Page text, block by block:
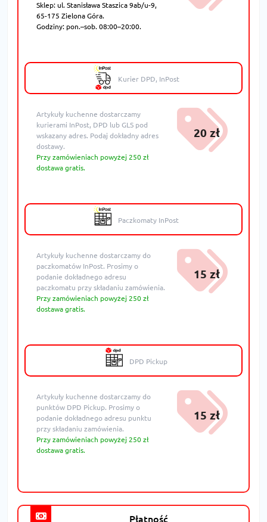
Sklep: ul. Stanisława Staszica 9ab/u-9,
65-175 Zielona Góra.
Godziny: pon.–sob. 08:00–20:00.
Kurier DPD, InPost
Artykuły kuchenne dostarczamy
kurierami InPost, DPD lub GLS pod
wskazany adres. Podaj dokładny adres
dostawy.
Przy zamówieniach powyżej 250 zł
dostawa gratis.
20 zł
Paczkomaty InPost
Artykuły kuchenne dostarczamy do
paczkomatów InPost. Prosimy o
podanie dokładnego adresu
paczkomatu przy składaniu zamówienia.
Przy zamówieniach powyżej 250 zł
dostawa gratis.
15 zł
DPD Pickup
Artykuły kuchenne dostarczamy do
punktów DPD Pickup. Prosimy o
podanie dokładnego adresu punktu
przy składaniu zamówienia.
Przy zamówieniach powyżej 250 zł
dostawa gratis.
15 zł
Płatność